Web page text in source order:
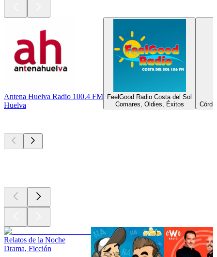
Antena Huelva Radio 100.4 FM
Huelva
FeelGood Radio Costa del Sol
Comares, Oldies, Éxitos
Relatos de la Noche
Drama, Ficción